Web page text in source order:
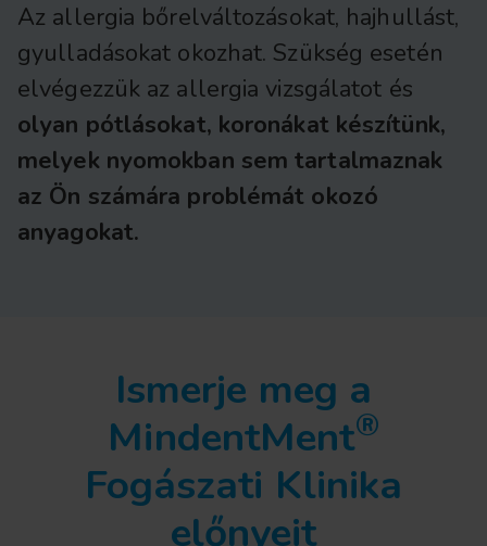
Az allergia bőrelváltozásokat, hajhullást,
gyulladásokat okozhat. Szükség esetén
elvégezzük az allergia vizsgálatot és
olyan pótlásokat, koronákat készítünk,
melyek nyomokban sem tartalmaznak
az Ön számára problémát okozó
anyagokat.
Ismerje meg a
MindentMent®
Fogászati Klinika
előnyeit